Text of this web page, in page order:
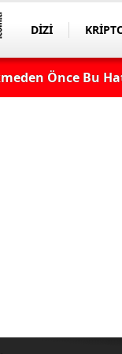
DİZİ
Önce Bu